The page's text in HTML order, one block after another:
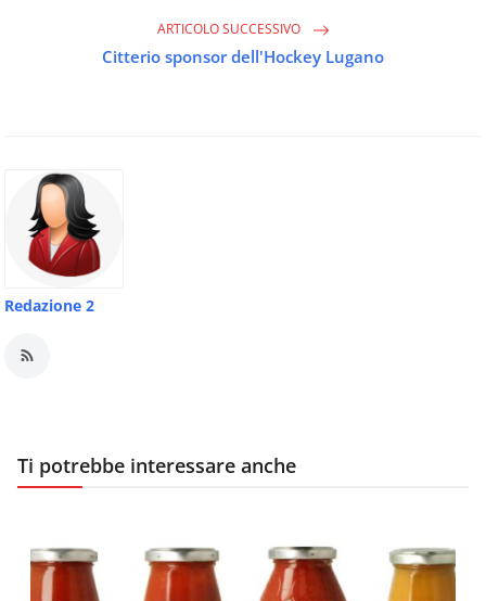
ARTICOLO SUCCESSIVO
Citterio sponsor dell'Hockey Lugano
Redazione 2
Ti potrebbe interessare anche